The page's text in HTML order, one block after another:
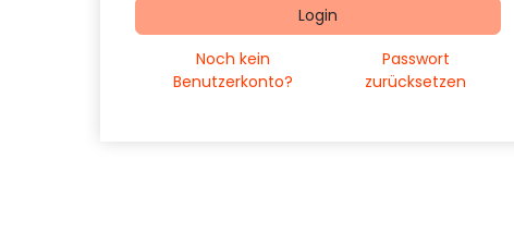
Login
Noch kein
Benutzerkonto?
Passwort
zurücksetzen